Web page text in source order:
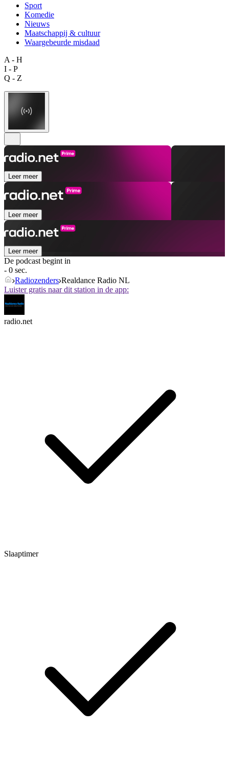
Sport
Komedie
Nieuws
Maatschappij & cultuur
Waargebeurde misdaad
A - H
I - P
Q - Z
Leer meer
Leer meer
Leer meer
De podcast begint in
- 0 sec.
Radiozenders Realdance Radio NL
Luister gratis naar dit station in de app:
radio.net
Slaaptimer